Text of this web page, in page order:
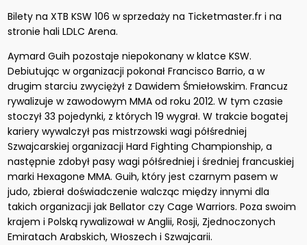
Bilety na XTB KSW 106 w sprzedaży na Ticketmaster.fr i na
stronie hali LDLC Arena.
Aymard Guih pozostaje niepokonany w klatce KSW.
Debiutując w organizacji pokonał Francisco Barrio, a w
drugim starciu zwyciężył z Dawidem Śmiełowskim. Francuz
rywalizuje w zawodowym MMA od roku 2012. W tym czasie
stoczył 33 pojedynki, z których 19 wygrał. W trakcie bogatej
kariery wywalczył pas mistrzowski wagi półśredniej
Szwajcarskiej organizacji Hard Fighting Championship, a
następnie zdobył pasy wagi półśredniej i średniej francuskiej
marki Hexagone MMA. Guih, który jest czarnym pasem w
judo, zbierał doświadczenie walcząc między innymi dla
takich organizacji jak Bellator czy Cage Warriors. Poza swoim
krajem i Polską rywalizował w Anglii, Rosji, Zjednoczonych
Emiratach Arabskich, Włoszech i Szwajcarii.